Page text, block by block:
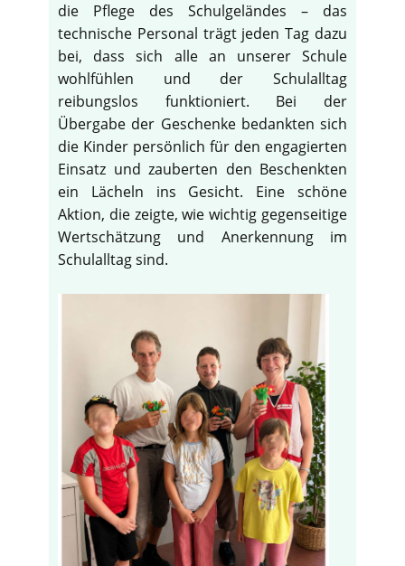
die Pflege des Schulgeländes – das
technische Personal trägt jeden Tag dazu
bei, dass sich alle an unserer Schule
wohlfühlen und der Schulalltag
reibungslos funktioniert. Bei der
Übergabe der Geschenke bedankten sich
die Kinder persönlich für den engagierten
Einsatz und zauberten den Beschenkten
ein Lächeln ins Gesicht. Eine schöne
Aktion, die zeigte, wie wichtig gegenseitige
Wertschätzung und Anerkennung im
Schulalltag sind.